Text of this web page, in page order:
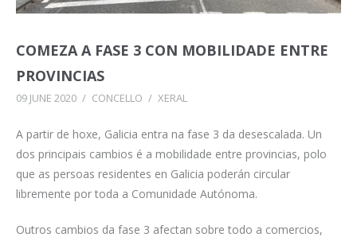
COMEZA A FASE 3 CON MOBILIDADE ENTRE
PROVINCIAS
09 JUNE 2020 / CONCELLO / XERAL
A partir de hoxe, Galicia entra na fase 3 da desescalada. Un
dos principais cambios é a mobilidade entre provincias, polo
que as persoas residentes en Galicia poderán circular
libremente por toda a Comunidade Autónoma.
Outros cambios da fase 3 afectan sobre todo a comercios,